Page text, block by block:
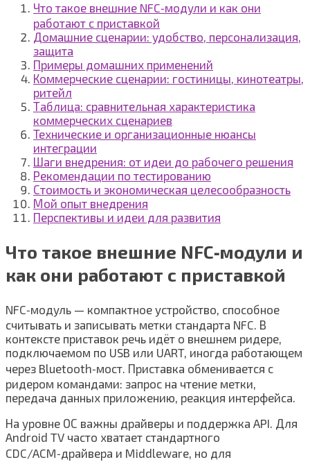
Что такое внешние NFC‑модули и как они
работают с приставкой
Домашние сценарии: удобство, персонализация,
защита
Примеры домашних применений
Коммерческие сценарии: гостиницы, кинотеатры,
ритейл
Таблица: сравнительная характеристика
коммерческих сценариев
Технические и организационные нюансы
интеграции
Шаги внедрения: от идеи до рабочего решения
Рекомендации по тестированию
Стоимость и экономическая целесообразность
Мой опыт внедрения
Перспективы и идеи для развития
Что такое внешние NFC‑модули и
как они работают с приставкой
NFC‑модуль — компактное устройство, способное
считывать и записывать метки стандарта NFC. В
контексте приставок речь идёт о внешнем ридере,
подключаемом по USB или UART, иногда работающем
через Bluetooth‑мост. Приставка обменивается с
ридером командами: запрос на чтение метки,
передача данных приложению, реакция интерфейса.
На уровне ОС важны драйверы и поддержка API. Для
Android TV часто хватает стандартного
CDC/ACM‑драйвера и Middleware, но для